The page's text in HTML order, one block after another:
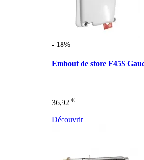
- 18%
Embout de store F45S
36,92 €
Découvrir